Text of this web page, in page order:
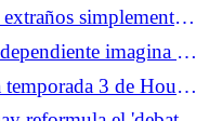
de Marvel Comics
simplemente
imagina un
vale la pena
3 de House